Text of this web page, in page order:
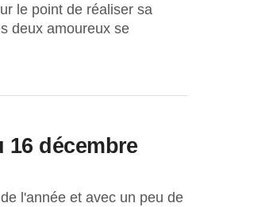
le point de réaliser sa
deux amoureux se
16 décembre
l'année et avec un peu de